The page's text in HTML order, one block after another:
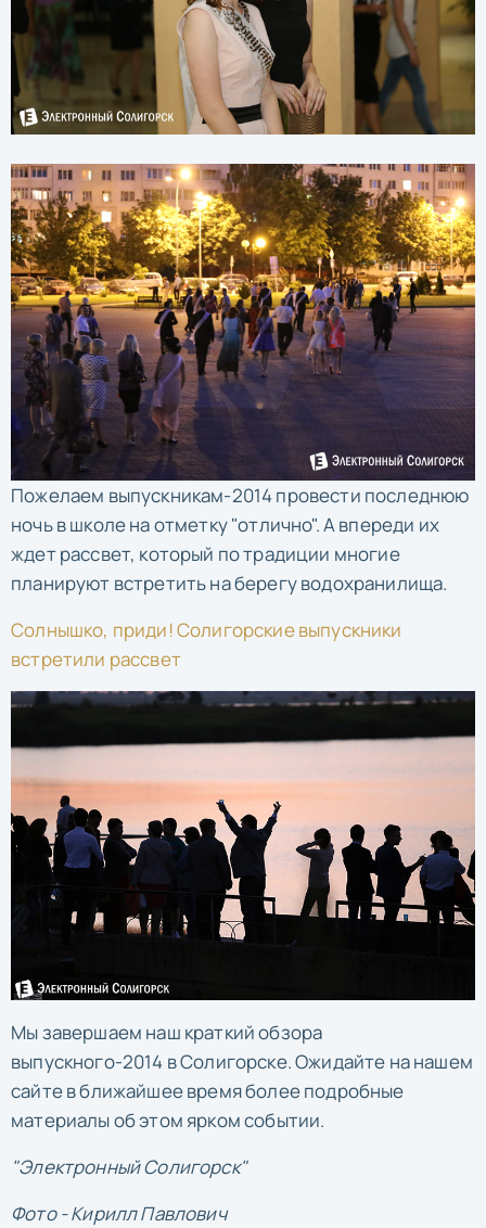
Пожелаем выпускникам-2014 провести последнюю
ночь в школе на отметку "отлично". А впереди их
ждет рассвет, который по традиции многие
планируют встретить на берегу водохранилища.
Солнышко, приди! Солигорские выпускники
встретили рассвет
Мы завершаем наш краткий обзора
выпускного-2014 в Солигорске. Ожидайте на нашем
сайте в ближайшее время более подробные
материалы об этом ярком событии.
"Электронный Солигорск"
Фото - Кирилл Павлович